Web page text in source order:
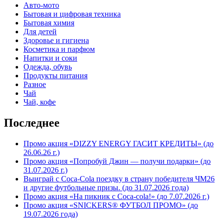
Авто-мото
Бытовая и цифровая техника
Бытовая химия
Для детей
Здоровье и гигиена
Косметика и парфюм
Напитки и соки
Одежда, обувь
Продукты питания
Разное
Чай
Чай, кофе
Последнее
Промо акция «DIZZY ENERGY ГАСИТ КРЕДИТЫ» (до
26.06.26 г.)
Промо акция «Попробуй Джин — получи подарки» (до
31.07.2026 г.)
Выиграй с Coca-Cola поездку в страну победителя ЧМ26
и другие футбольные призы. (до 31.07.2026 года)
Промо акция «На пикник с Coca-cola!» (до 7.07.2026 г.)
Промо акция «SNICKERS® ФУТБОЛ ПРОМО» (до
19.07.2026 года)